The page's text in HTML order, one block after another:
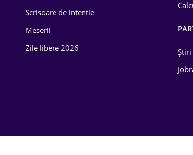
Scrisoare de intentie
Meserii
Zile libere 2026
Știri